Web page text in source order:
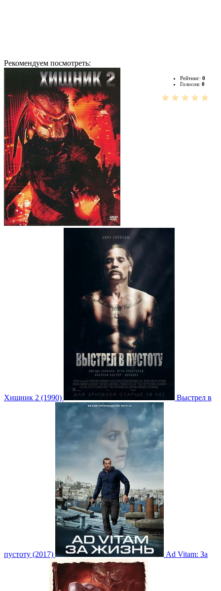
Рекомендуем посмотреть:
Рейтинг: 0
Голосов: 0
Хищник 2 (1990) Выстрел в
пустоту (2017) Ad Vitam: За